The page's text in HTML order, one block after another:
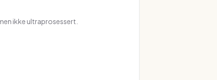
ikke ultraprosessert.